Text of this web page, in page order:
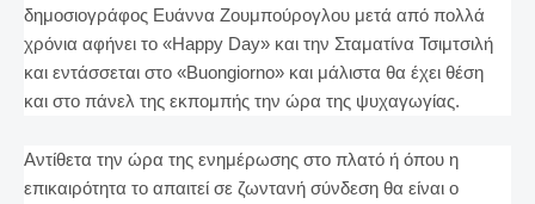
δημοσιογράφος Ευάννα Ζουμπούρογλου μετά από πολλά
χρόνια αφήνει το «Happy Day» και την Σταματίνα Τσιμτσιλή
και εντάσσεται στο «Buongiorno» και μάλιστα θα έχει θέση
και στο πάνελ της εκπομπής την ώρα της ψυχαγωγίας.
Αντίθετα την ώρα της ενημέρωσης στο πλατό ή όπου η
επικαιρότητα το απαιτεί σε ζωντανή σύνδεση θα είναι ο